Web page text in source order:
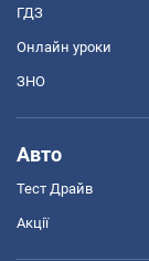
ГДЗ
Онлайн уроки
ЗНО
Авто
Тест Драйв
Акції